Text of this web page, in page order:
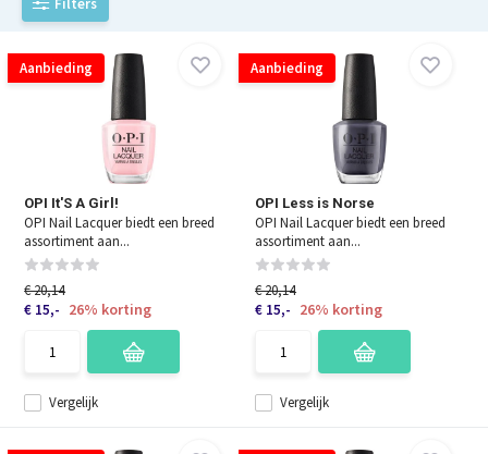
Aanbieding
OPI It'S A Girl!
OPI Nail Lacquer biedt een breed
assortiment aan...
Vergelijk
€ 20,14
€ 15,- 26% korting
Aanbieding
OPI Less is Norse
OPI Nail Lacquer biedt een breed
assortiment aan...
Vergelijk
€ 20,14
€ 15,- 26% korting